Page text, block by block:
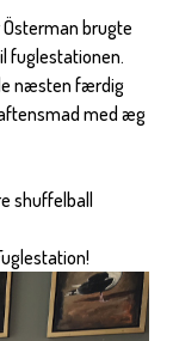
brugte
fuglestationen.
næsten færdig
med æg
shuffelball